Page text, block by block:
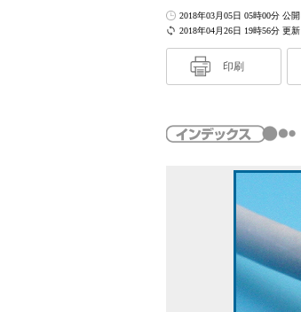
2018年04月26日 19時56分 更新
2018年03月05日 05時00分 公開
印刷